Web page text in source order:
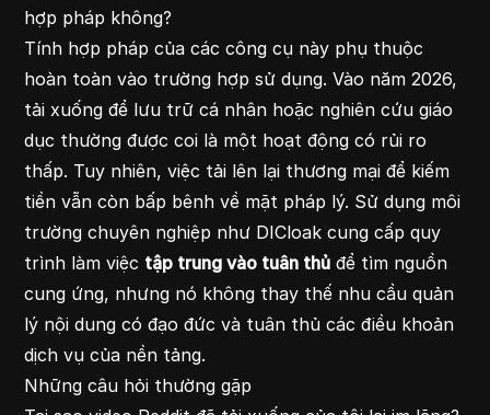
hợp pháp không?
Tính hợp pháp của các công cụ này phụ thuộc
hoàn toàn vào trường hợp sử dụng. Vào năm 2026,
tải xuống để lưu trữ cá nhân hoặc nghiên cứu giáo
dục thường được coi là một hoạt động có rủi ro
thấp. Tuy nhiên, việc tải lên lại thương mại để kiếm
tiền vẫn còn bấp bênh về mặt pháp lý. Sử dụng môi
trường chuyên nghiệp như DICloak cung cấp quy
trình làm việc tập trung vào tuân thủ để tìm nguồn
cung ứng, nhưng nó không thay thế nhu cầu quản
lý nội dung có đạo đức và tuân thủ các điều khoản
dịch vụ của nền tảng.
Những câu hỏi thường gặp